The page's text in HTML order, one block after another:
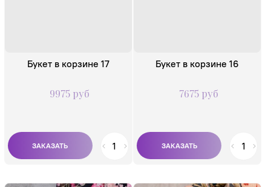
Букет в корзине 17
9975 руб
Букет в корзине 16
7675 руб